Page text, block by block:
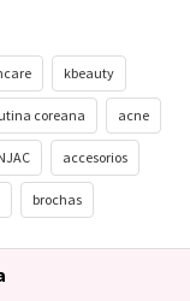
kbeauty
coreana acne
accesorios
brochas